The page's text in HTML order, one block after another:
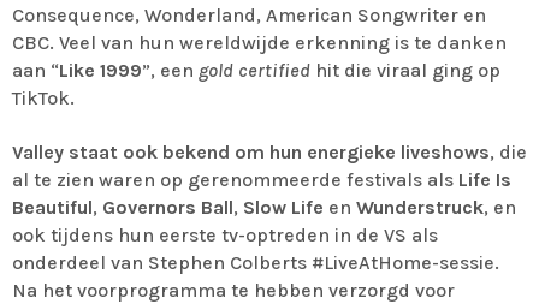
Consequence, Wonderland, American Songwriter en
CBC. Veel van hun wereldwijde erkenning is te danken
aan “Like 1999”, een gold certified hit die viraal ging op
TikTok.
Valley staat ook bekend om hun energieke liveshows, die
al te zien waren op gerenommeerde festivals als Life Is
Beautiful, Governors Ball, Slow Life en Wunderstruck, en
ook tijdens hun eerste tv-optreden in de VS als
onderdeel van Stephen Colberts #LiveAtHome-sessie.
Na het voorprogramma te hebben verzorgd voor